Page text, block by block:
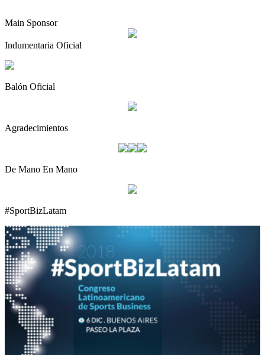
Main Sponsor
Indumentaria Oficial
Balón Oficial
Agradecimientos
De Mano En Mano
#SportBizLatam